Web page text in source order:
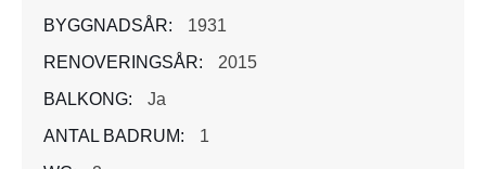
BYGGNADSÅR:
1931
RENOVERINGSÅR:
2015
BALKONG:
Ja
ANTAL BADRUM:
1